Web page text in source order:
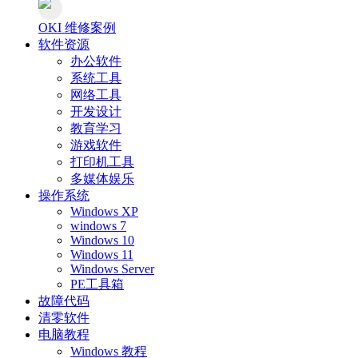
OKI 维修案例
软件资源
办公软件
系统工具
网络工具
开发设计
教育学习
游戏软件
打印机工具
多媒体娱乐
操作系统
Windows XP
windows 7
Windows 10
Windows 11
Windows Server
PE工具箱
故障代码
清零软件
电脑教程
Windows 教程